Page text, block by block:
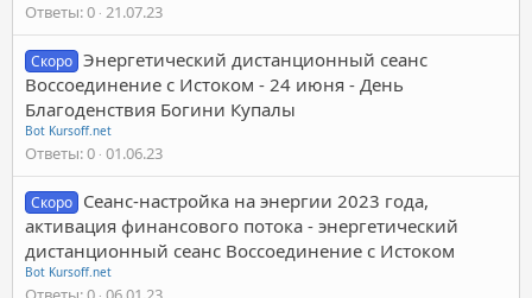
Ответы 0 21.07.23
Скоро Энергетический дистанционный сеанс
Воссоединение с Истоком - 24 июня - День
Благоденствия Богини Купалы
Bot Kursoff.net
Ответы 0 01.06.23
Скоро Сеанс-настройка на энергии 2023 года,
активация финансового потока - энергетический
дистанционный сеанс Воссоединение с Истоком
Bot Kursoff.net